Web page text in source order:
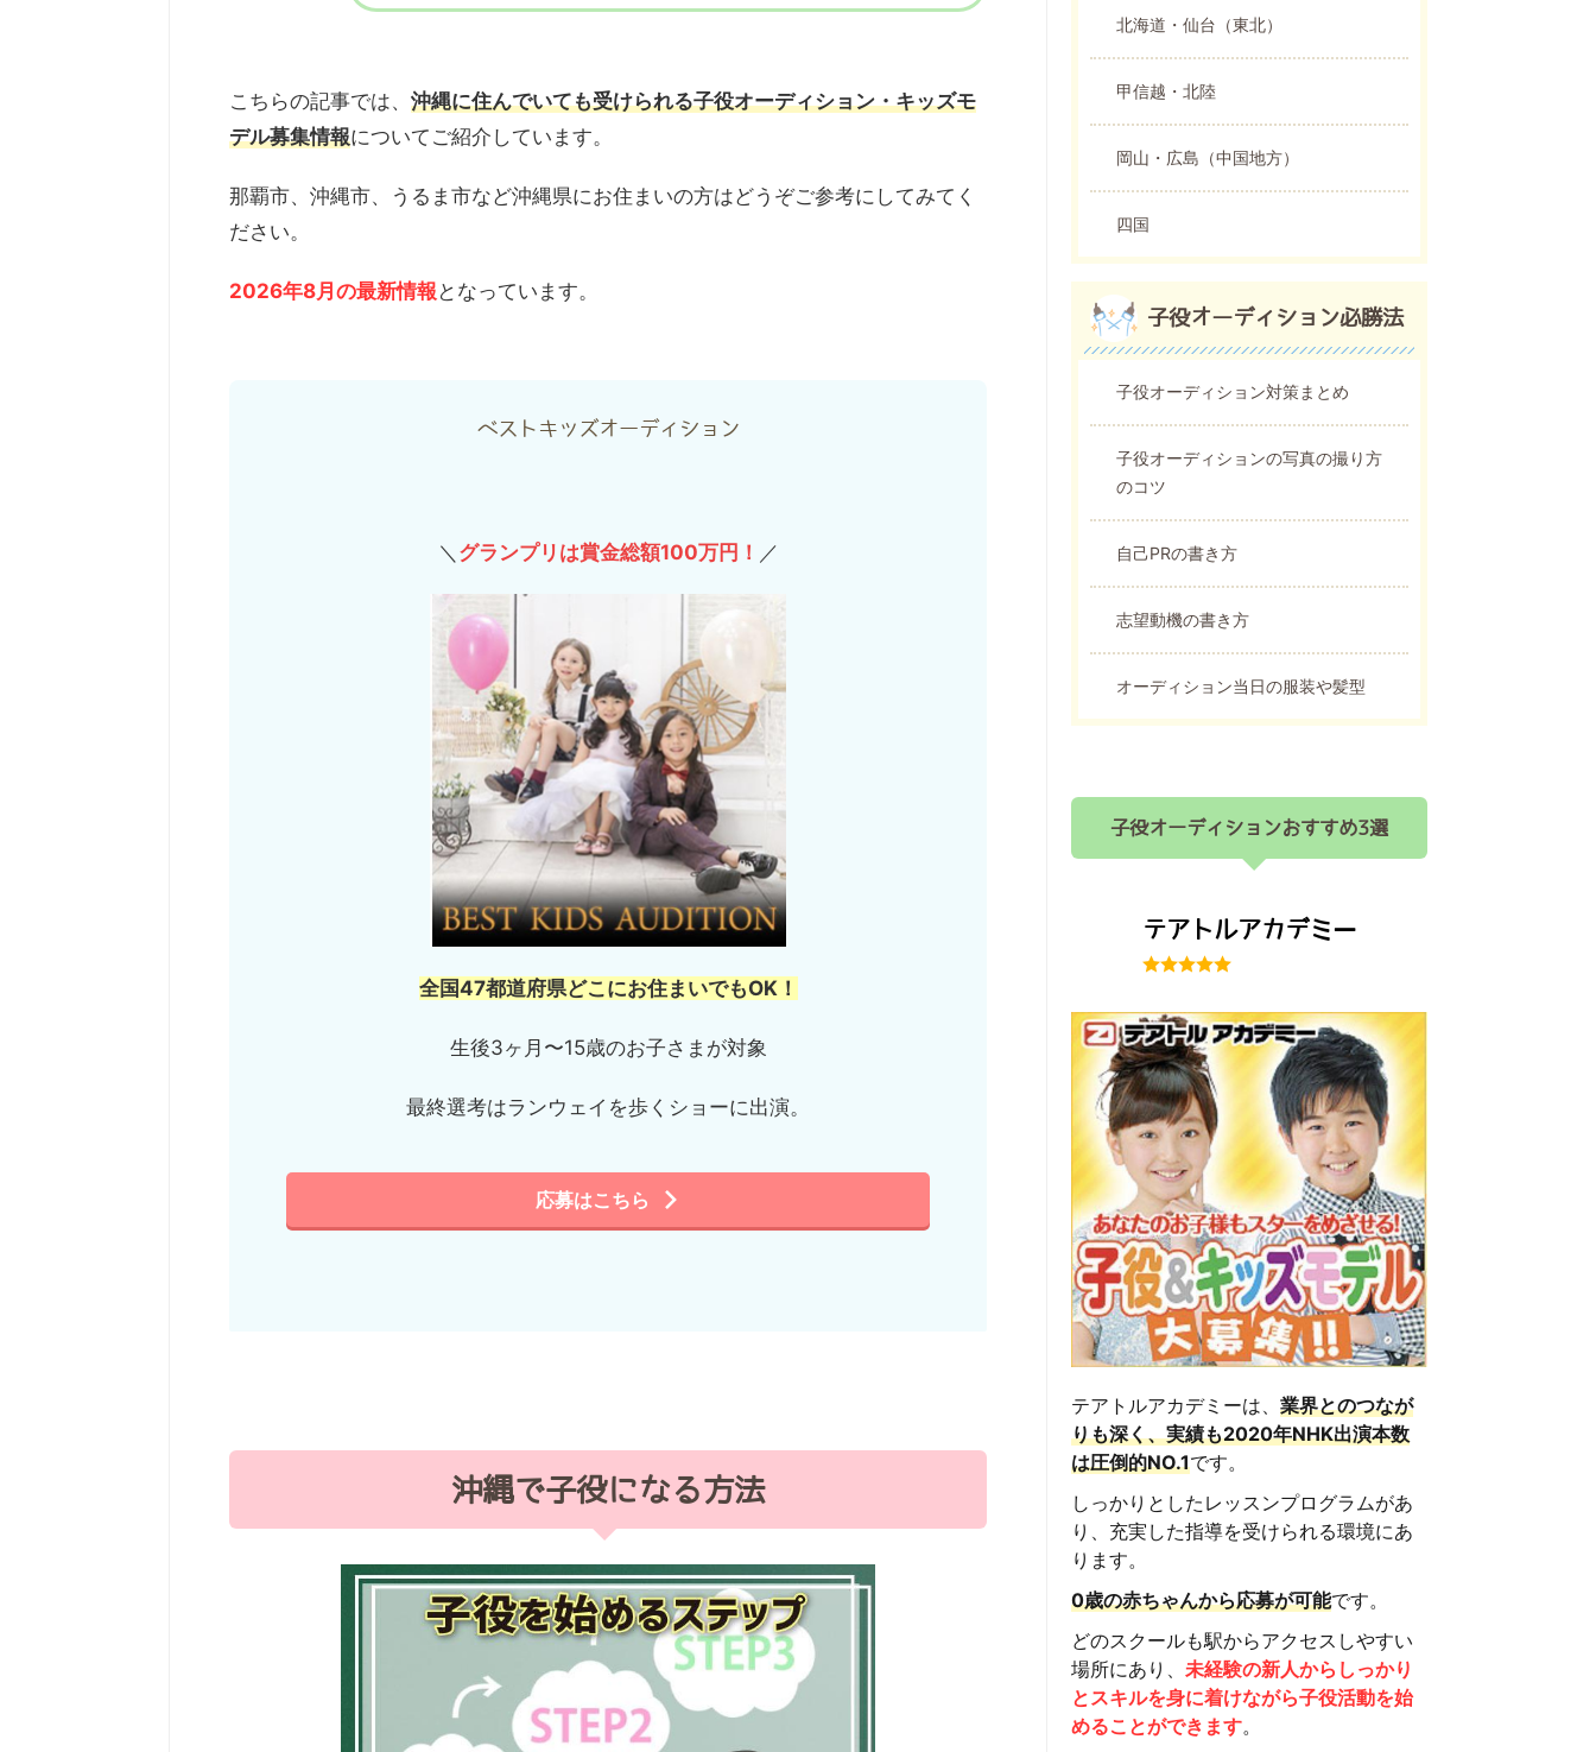
こちらの記事では、 沖縄に住んでいても受けられる子役オーディション・キッズモ
デル募集情報についてご紹介しています。
那覇市、沖縄市、うるま市など沖縄県にお住まいの方はどうぞご参考にしてみてく
ださい。
2026年8月の最新情報 となっています。
ベストキッズオーディション
＼ グランプリは賞金総額100万円！ ／
全国47都道府県どこにお住まいでもOK！
生後3ヶ月〜15歳のお子さまが対象
最終選考はランウェイを歩くショーに出演。
応募はこちら
沖縄で子役になる方法
北海道・仙台（東北）
甲信越・北陸
岡山・広島（中国地方）
四国
子役オーディション必勝法
子役オーディション対策まとめ
子役オーディションの写真の撮り方
のコツ
自己PRの書き方
志望動機の書き方
オーディション当日の服装や髪型
子役オーディションおすすめ3選
テアトルアカデミー
テアトルアカデミーは、 業界とのつなが
りも深く、実績も2020年NHK出演本数
は圧倒的NO.1です。
しっかりとしたレッスンプログラムがあ
り、充実した指導を受けられる環境にあ
ります。
0歳の赤ちゃんから応募が可能です。
どのスクールも駅からアクセスしやすい
場所にあり、 未経験の新人からしっかり
とスキルを身に着けながら子役活動を始
めることができます。